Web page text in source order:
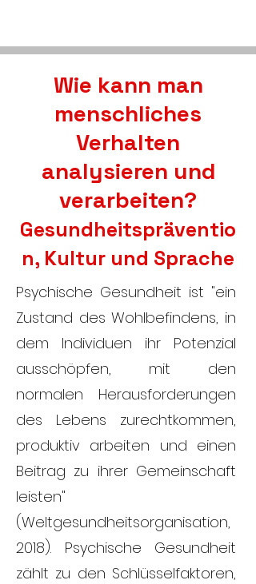
Wie kann man
menschliches
Verhalten
analysieren und
verarbeiten?
Gesundheitspräventio
n, Kultur und Sprache
Psychische Gesundheit ist "ein
Zustand des Wohlbefindens, in
dem Individuen ihr Potenzial
ausschöpfen, mit den
normalen Herausforderungen
des Lebens zurechtkommen,
produktiv arbeiten und einen
Beitrag zu ihrer Gemeinschaft
leisten"
(Weltgesundheitsorganisation,
2018). Psychische Gesundheit
zählt zu den Schlüsselfaktoren,